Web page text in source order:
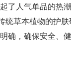
了人气单品的热
统草本植物的护
确，确保安全、健